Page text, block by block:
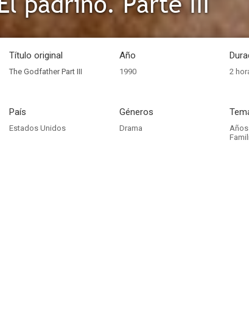
Título original
The Godfather Part III
Año
1990 2
País
Estados Unidos
Géneros
Drama